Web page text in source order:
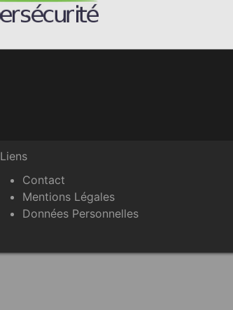
Liens
Contact
Mentions Légales
Données Personnelles